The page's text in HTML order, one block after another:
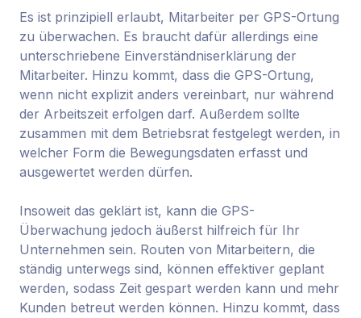
Es ist prinzipiell erlaubt, Mitarbeiter per GPS-Ortung
zu überwachen. Es braucht dafür allerdings eine
unterschriebene Einverständniserklärung der
Mitarbeiter. Hinzu kommt, dass die GPS-Ortung,
wenn nicht explizit anders vereinbart, nur während
der Arbeitszeit erfolgen darf. Außerdem sollte
zusammen mit dem Betriebsrat festgelegt werden, in
welcher Form die Bewegungsdaten erfasst und
ausgewertet werden dürfen.
Insoweit das geklärt ist, kann die GPS-
Überwachung jedoch äußerst hilfreich für Ihr
Unternehmen sein. Routen von Mitarbeitern, die
ständig unterwegs sind, können effektiver geplant
werden, sodass Zeit gespart werden kann und mehr
Kunden betreut werden können. Hinzu kommt, dass